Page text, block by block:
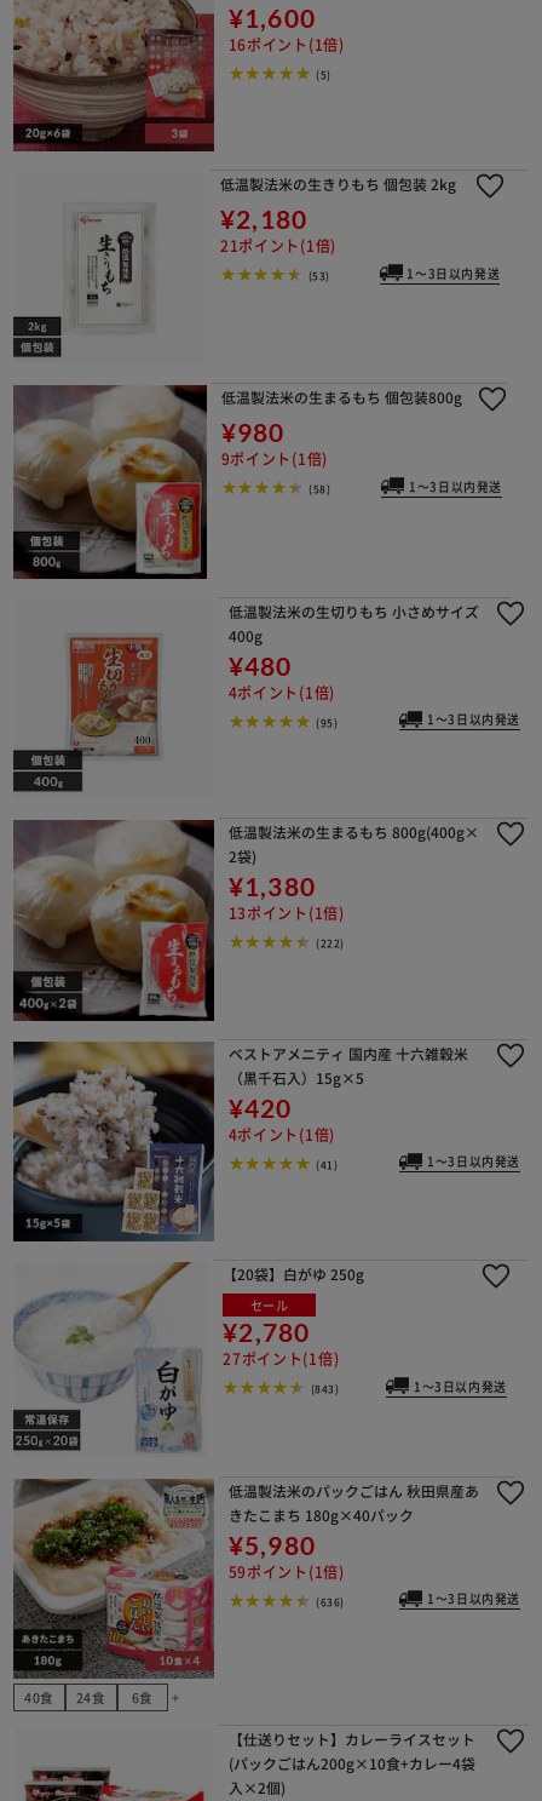
¥1,600
16ポイント(1倍)
(5)
低温製法米の生きりもち 個包装 2kg
¥2,180
21ポイント(1倍)
(53) 1～3日以内発送
低温製法米の生まるもち 個包装800g
¥980
9ポイント(1倍)
(58) 1～3日以内発送
低温製法米の生切りもち 小さめサイズ
400g
¥480
4ポイント(1倍)
(95) 1～3日以内発送
低温製法米の生まるもち 800g(400g×
2袋)
¥1,380
13ポイント(1倍)
(222)
ベストアメニティ 国内産 十六雑穀米
（黒千石入）15g×5
¥420
4ポイント(1倍)
(41) 1～3日以内発送
【20袋】白がゆ 250g
セール
¥2,780
27ポイント(1倍)
(843) 1～3日以内発送
40食 24食 6食 add
低温製法米のパックごはん 秋田県産あ
きたこまち 180g×40パック
¥5,980
59ポイント(1倍)
(636) 1～3日以内発送
【仕送りセット】カレーライスセット
(パックごはん200g×10食+カレー4袋
入×2個)